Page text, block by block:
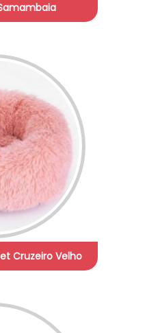
Cruzeiro Velho